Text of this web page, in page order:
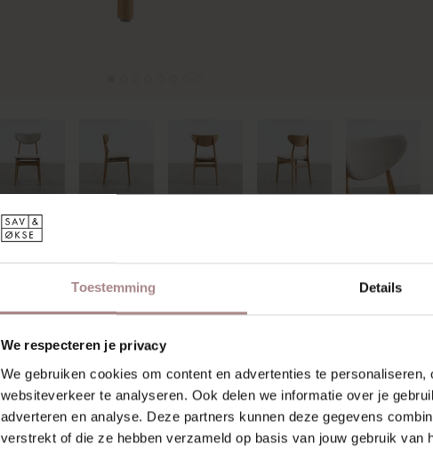
Toestemming Details
We respecteren je privacy
We gebruiken cookies om content en advertenties te
websiteverkeer te analyseren. Ook delen we informatie over je
adverteren en analyse. Deze partners kunnen deze gegevens
verstrekt of die ze hebben verzameld op basis van jouw gebruik van
MISSCHIEN VIND JE